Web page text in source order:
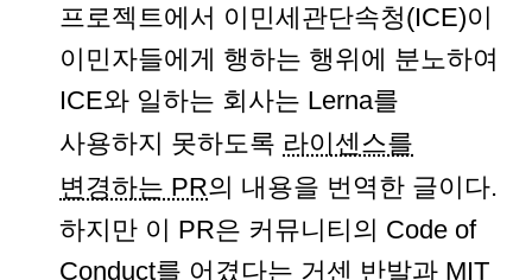
프로젝트에서 이민세관단속청(ICE)이
이민자들에게 행하는 행위에 분노하여
ICE와 일하는 회사는 Lerna를
사용하지 못하도록 라이센스를
변경하는 PR의 내용을 번역한 글이다.
하지만 이 PR은 커뮤니티의 Code of
Conduct를 어겼다는 거센 반발과 MIT